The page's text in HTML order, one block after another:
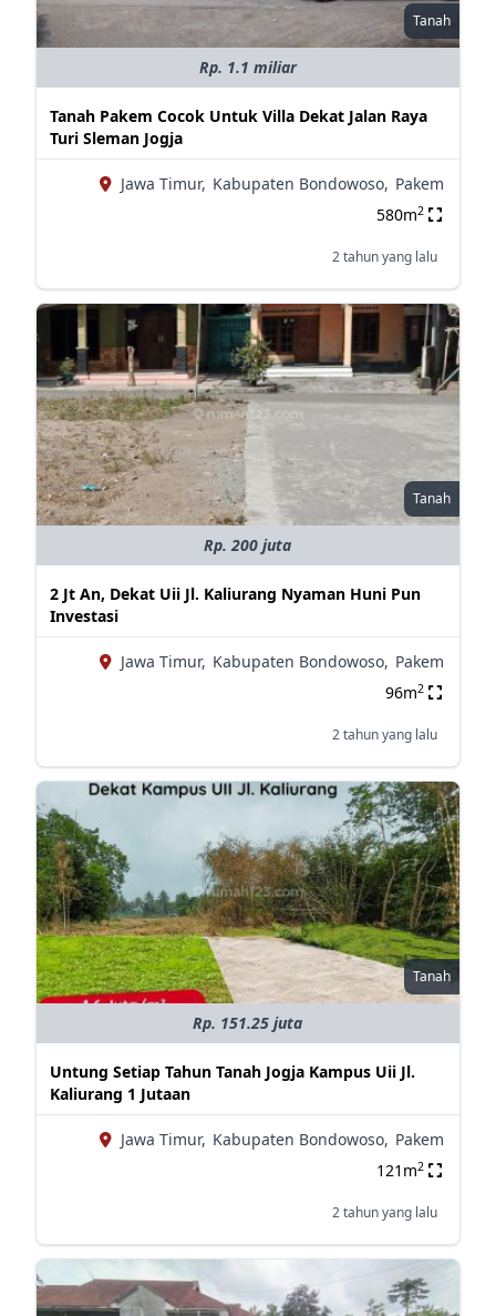
Tanah
Rp. 1.1 miliar
Tanah Pakem Cocok Untuk Villa Dekat Jalan Raya
Turi Sleman Jogja
Jawa Timur, Kabupaten Bondowoso, Pakem
580m2
2 tahun yang lalu
Tanah
Rp. 200 juta
2 Jt An, Dekat Uii Jl. Kaliurang Nyaman Huni Pun
Investasi
Jawa Timur, Kabupaten Bondowoso, Pakem
96m2
2 tahun yang lalu
Tanah
Rp. 151.25 juta
Untung Setiap Tahun Tanah Jogja Kampus Uii Jl.
Kaliurang 1 Jutaan
Jawa Timur, Kabupaten Bondowoso, Pakem
121m2
2 tahun yang lalu